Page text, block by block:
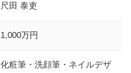
尺田 泰吏
1,000万円
化粧筆・洗顔筆・ネイルデザ